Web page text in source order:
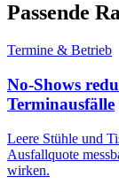
Passende
Termine & Betrieb
No-Shows
Terminausfälle
Leere Stühle und
Ausfallquote
wirken.